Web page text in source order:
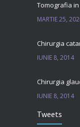
Tomografia
MARTIE 25,
Chirurgia
IUNIE 8, 2014
Chirurgia
IUNIE 8, 2014
Tweets